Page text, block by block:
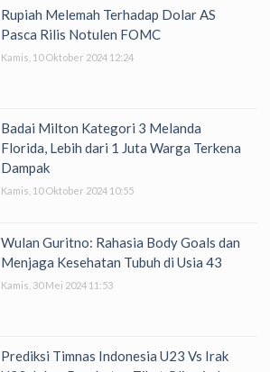
Rupiah Melemah Terhadap Dolar AS
Pasca Rilis Notulen FOMC
Kamis, 10 Oktober 2024 12:24
Badai Milton Kategori 3 Melanda
Florida, Lebih dari 1 Juta Warga Terkena
Dampak
Kamis, 10 Oktober 2024 10:55
Wulan Guritno: Rahasia Body Goals dan
Menjaga Kesehatan Tubuh di Usia 43
Kamis, 30 Mei 2024 11:53
Prediksi Timnas Indonesia U23 Vs Irak